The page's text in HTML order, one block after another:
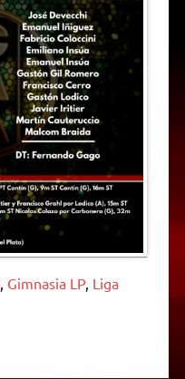
, Gimnasia LP, Liga